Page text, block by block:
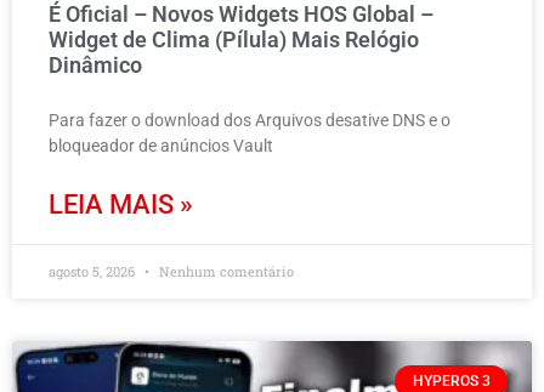
É Oficial – Novos Widgets HOS Global –
Widget de Clima (Pílula) Mais Relógio
Dinâmico
Para fazer o download dos Arquivos desative DNS e o
bloqueador de anúncios Vault
LEIA MAIS »
agosto 5, 2026 Nenhum comentário
HYPEROS 3